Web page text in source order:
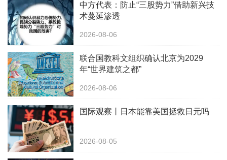
中方代表：防止“三股势力”借助新兴技
术蔓延渗透
2026-08-06
联合国教科文组织确认北京为2029
年“世界建筑之都”
2026-08-06
国际观察丨日本能靠美国拯救日元吗
2026-08-05